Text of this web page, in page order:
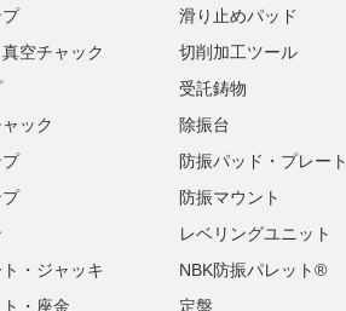
プ
空チャック
ック
・ジャッキ
・座金
滑り止めパッド
切削加工ツール
受託鋳物
除振台
防振パッド・プレート
防振マウント
レベリングユニット
NBK防振パレット®
定盤